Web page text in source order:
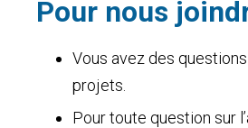
Pour nous
Vous avez des
projets.
Pour toute question sur